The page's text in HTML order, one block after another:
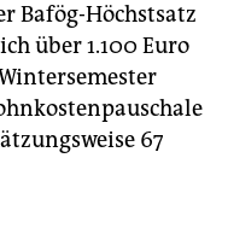
Bafög-Höchstsatz
über 1.100 Euro
67